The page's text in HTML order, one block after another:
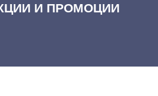
И ПРОМОЦИИ